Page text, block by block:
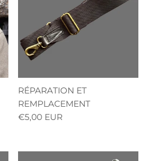
RÉPARATION ET
REMPLACEMENT
€5,00 EUR